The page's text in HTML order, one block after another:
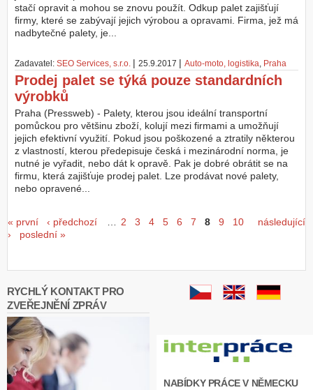
stačí opravit a mohou se znovu použít. Odkup palet zajišťují
firmy, které se zabývají jejich výrobou a opravami. Firma, jež má
nadbytečné palety, je...
Zadavatel: SEO Services, s.r.o. | 25.9.2017 | Auto-moto, logistika, Praha
Prodej palet se týká pouze standardních
výrobků
Praha (Pressweb) - Palety, kterou jsou ideální transportní
pomůckou pro většinu zboží, kolují mezi firmami a umožňují
jejich efektivní využití. Pokud jsou poškozené a ztratily některou
z vlastností, kterou předepisuje česká i mezinárodní norma, je
nutné je vyřadit, nebo dát k opravě. Pak je dobré obrátit se na
firmu, která zajišťuje prodej palet. Lze prodávat nové palety,
nebo opravené...
Stránky
« první ‹ předchozí … 2 3 4 5 6 7 8 9 10
následující
›
poslední »
RYCHLÝ KONTAKT PRO
ZVEŘEJNĚNÍ ZPRÁV
NABÍDKY PRÁCE V NĚMECKU